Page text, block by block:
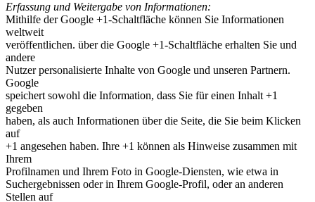
Erfassung und Weitergabe von Informationen:
Mithilfe der Google +1-Schaltfläche können Sie Informationen
weltweit
veröffentlichen. über die Google +1-Schaltfläche erhalten Sie und
andere
Nutzer personalisierte Inhalte von Google und unseren Partnern.
Google
speichert sowohl die Information, dass Sie für einen Inhalt +1
gegeben
haben, als auch Informationen über die Seite, die Sie beim Klicken
auf
+1 angesehen haben. Ihre +1 können als Hinweise zusammen mit
Ihrem
Profilnamen und Ihrem Foto in Google-Diensten, wie etwa in
Suchergebnissen oder in Ihrem Google-Profil, oder an anderen
Stellen auf